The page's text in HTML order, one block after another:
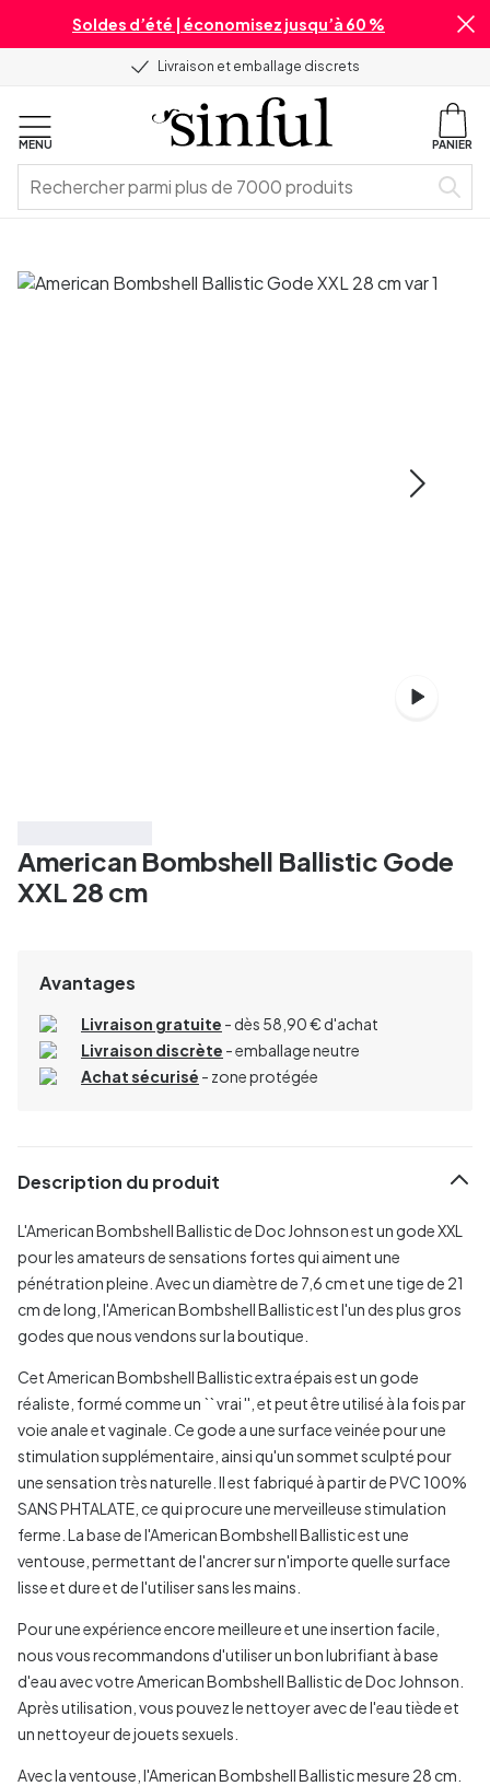
Soldes d’été | économisez jusqu’à 60 %
Livraison et emballage discrets
MENU PANIER
American Bombshell Ballistic Gode
XXL 28 cm
Avantages
Livraison gratuite - dès 58,90 € d'achat
Livraison discrète - emballage neutre
Achat sécurisé - zone protégée
Description du produit
L'American Bombshell Ballistic de Doc Johnson est un gode XXL
pour les amateurs de sensations fortes qui aiment une
pénétration pleine. Avec un diamètre de 7,6 cm et une tige de 21
cm de long, l'American Bombshell Ballistic est l'un des plus gros
godes que nous vendons sur la boutique.
Cet American Bombshell Ballistic extra épais est un gode
réaliste, formé comme un `` vrai '', et peut être utilisé à la fois par
voie anale et vaginale. Ce gode a une surface veinée pour une
stimulation supplémentaire, ainsi qu'un sommet sculpté pour
une sensation très naturelle. Il est fabriqué à partir de PVC 100%
SANS PHTALATE, ce qui procure une merveilleuse stimulation
ferme. La base de l'American Bombshell Ballistic est une
ventouse, permettant de l'ancrer sur n'importe quelle surface
lisse et dure et de l'utiliser sans les mains.
Pour une expérience encore meilleure et une insertion facile,
nous vous recommandons d'utiliser un bon lubrifiant à base
d'eau avec votre American Bombshell Ballistic de Doc Johnson.
Après utilisation, vous pouvez le nettoyer avec de l'eau tiède et
un nettoyeur de jouets sexuels.
Avec la ventouse, l'American Bombshell Ballistic mesure 28 cm.